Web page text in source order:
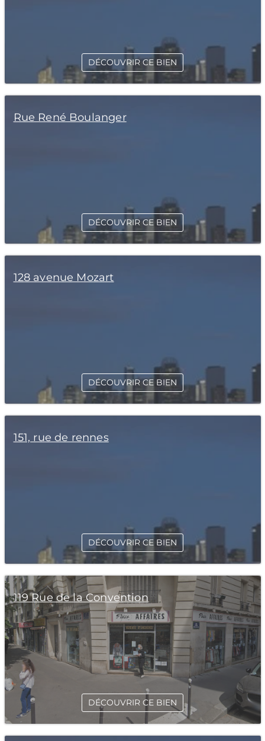
DÉCOUVRIR CE BIEN
Rue René Boulanger
DÉCOUVRIR CE BIEN
128 avenue Mozart
DÉCOUVRIR CE BIEN
151, rue de rennes
DÉCOUVRIR CE BIEN
119 Rue de la Convention
DÉCOUVRIR CE BIEN